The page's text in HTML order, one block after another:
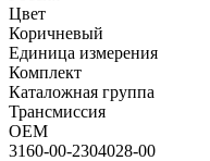
Цвет
Коричневый
Единица измерения
Комплект
Каталожная группа
Трансмиссия
OEM
3160-00-2304028-00